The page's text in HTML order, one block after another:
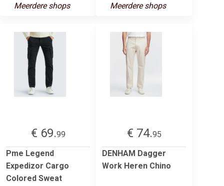
Meerdere shops Meerdere shops
€ 69.99
Pme Legend
Expedizor Cargo
Colored Sweat
€ 74.95
DENHAM Dagger
Work Heren Chino